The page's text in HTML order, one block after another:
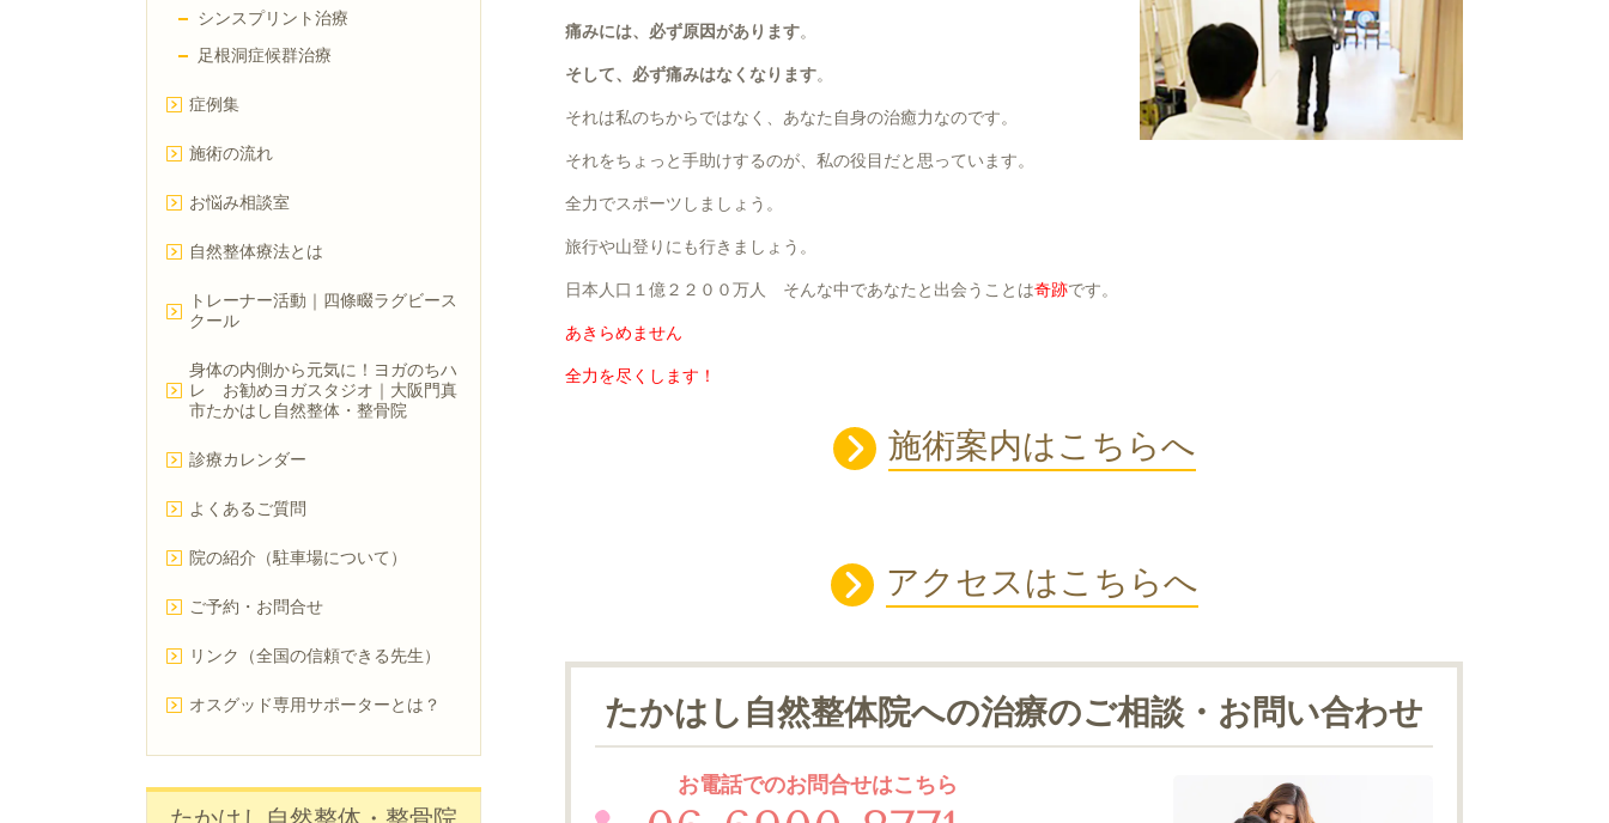
痛みには、必ず原因があります。
そして、必ず痛みはなくなります。
それは私のちからではなく、あなた自身の治癒力なのです。
それをちょっと手助けするのが、私の役目だと思っています。
全力でスポーツしましょう。
旅行や山登りにも行きましょう。
日本人口１億２２００万人 そんな中であなたと出会うことは奇跡です。
あきらめません
全力を尽くします！
施術案内はこちらへ
アクセスはこちらへ
たかはし自然整体院への治療のご相談・お問い合わせ
お電話でのお問合せはこちら
シンスプリント治療
足根洞症候群治療
症例集
施術の流れ
お悩み相談室
自然整体療法とは
トレーナー活動｜四條畷ラグビース
クール
身体の内側から元気に！ヨガのちハ
レ お勧めヨガスタジオ｜大阪門真
市たかはし自然整体・整骨院
診療カレンダー
よくあるご質問
院の紹介（駐車場について）
ご予約・お問合せ
リンク（全国の信頼できる先生）
オスグッド専用サポーターとは？